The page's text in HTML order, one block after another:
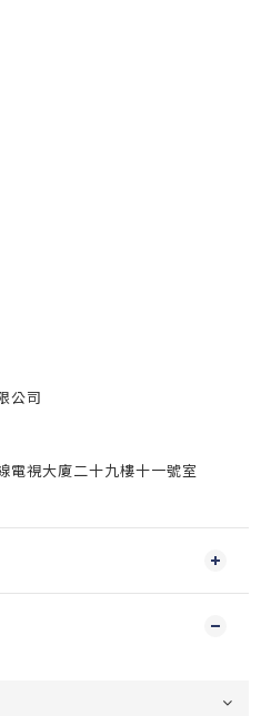
公司
電視大廈二十九樓十一號室